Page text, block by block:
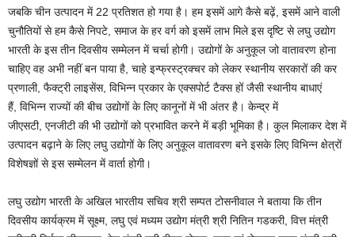
जबकि चीन उत्पादन में 22 प्रतिशत हो गया है। हम इसमें आगे कैसे बढ़ें, इसमें आने वाली
चुनौतियों से हम कैसे निपटे, समाज के हर वर्ग को इसमें लाभ मिले इस दृष्टि से लघु उद्योग
भारती के इस तीन दिवसीय सम्मेलन में चर्चा होगी। उद्योगों के अनुकूल जो वातावरण होना
चाहिए वह अभी नहीं बन पाया है, चाहे इन्फ्रस्ट्रक्चर को लेकर स्थानीय सरकारों की कर
प्रणाली, फैक्ट्री लाइसेंस, विभिन्न प्रकार के एक्सपोर्ट टैक्स हों जैसी स्थानीय बाधाएं
हैं, विभिन्न राज्यों की बीच उद्योगों के लिए कानूनों में भी अंतर है। केन्द्र में
जीएसटी, एनजीटी की भी उद्योगों को प्रभावित करने में बड़ी भूमिका है। कुल मिलाकर देश में
उत्पादन बढ़ाने के लिए लघु उद्योगों के लिए अनुकूल वातावरण बने इसके लिए विभिन्न क्षेत्रों
विशेषज्ञों से इस सम्मेलन में वार्ता होगी।
लघु उद्योग भारती के अखिल भारतीय सचिव श्री सम्पत टोसनीवाल ने बताया कि तीन
दिवसीय कार्यक्रम में सूक्ष्म, लघु एवं मध्यम उद्योग मंत्री श्री नितिन गडकरी, वित्त मंत्री